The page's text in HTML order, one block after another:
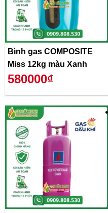
Bình gas COMPOSITE
Miss 12kg màu Xanh
580000₫